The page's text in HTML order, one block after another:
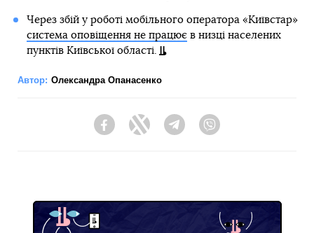
Через збій у роботі мобільного оператора «Київстар»
система оповіщення не працюєв низці населених
пунктів Київської області.
Автор: Олександра Опанасенко
FacebookTwitter Telegram